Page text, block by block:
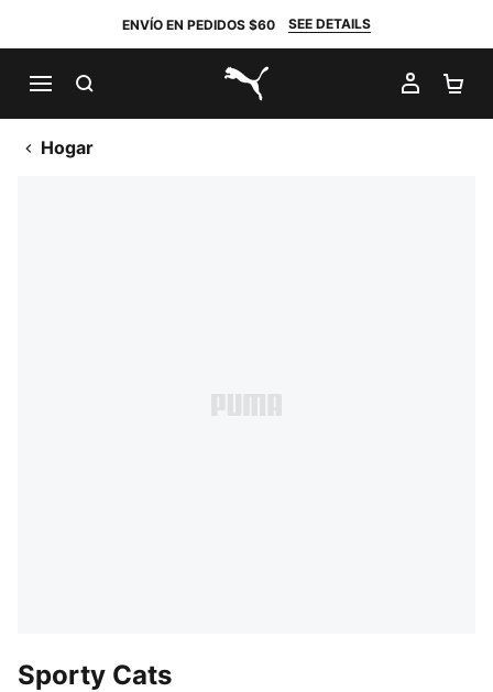
ENVÍO EN PEDIDOS $60 SEE DETAILS
PUMA.com
MI
Hogar
Sporty Cats